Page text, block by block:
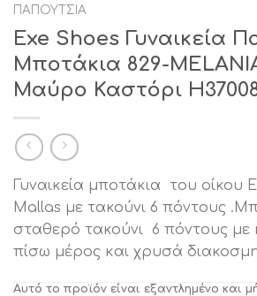
ΠΑΠΟΎΤΣΙΑ
Exe Shoes Γυναικεία
Μποτάκια 829-
Μαύρo Καστόρι
Γυναικεία μποτάκια του οίκου
Mallas με τακούνι 6 πόντους
σταθερό τακούνι 6 πόντους με
πίσω μέρος και χρυσά
Αυτό το προϊόν είναι εξαντλημένο και